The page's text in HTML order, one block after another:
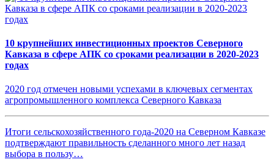
10 крупнейших инвестиционных проектов Северного
Кавказа в сфере АПК со сроками реализации в 2020-2023
годах
2020 год отмечен новыми успехами в ключевых сегментах
агропромышленного комплекса Северного Кавказа
Итоги сельскохозяйственного года-2020 на Северном Кавказе
подтверждают правильность сделанного много лет назад
выбора в пользу…